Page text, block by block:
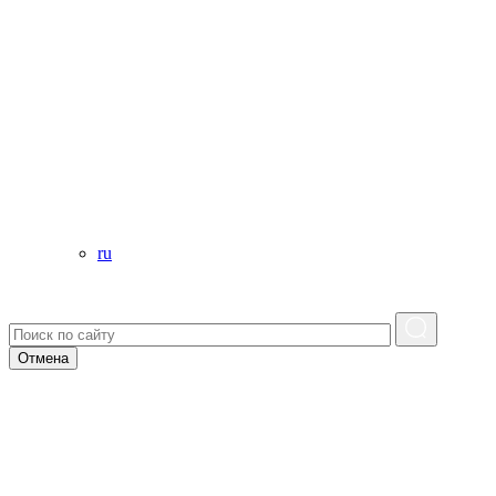
ru
Отмена